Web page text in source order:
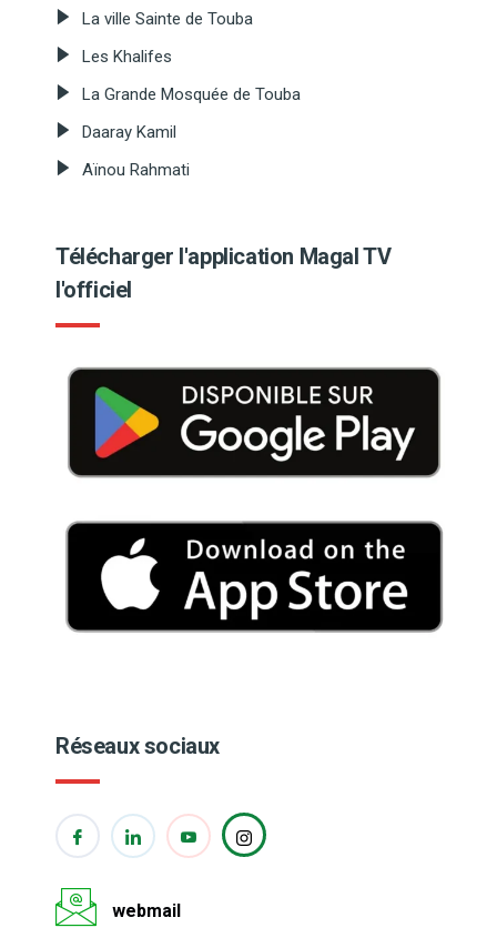
La ville Sainte de Touba
Les Khalifes
La Grande Mosquée de Touba
Daaray Kamil
Aïnou Rahmati
Télécharger l'application Magal TV
l'officiel
Réseaux sociaux
webmail